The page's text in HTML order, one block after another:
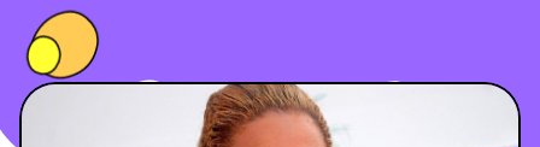
FOOD